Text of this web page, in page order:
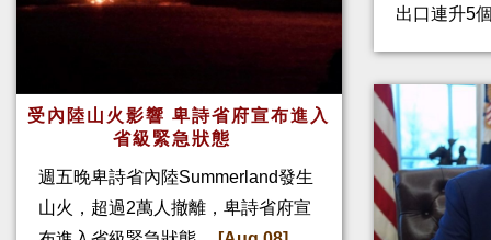
受內陸山火影響 卑詩省府宣布進入
省級緊急狀態
週五晚卑詩省內陸Summerland發生
山火，超過2萬人撤離，卑詩省府宣
出口連升5